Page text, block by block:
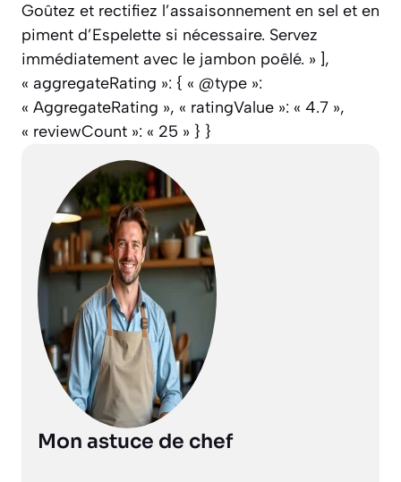
Goûtez et rectifiez l’assaisonnement en sel et en
piment d’Espelette si nécessaire. Servez
immédiatement avec le jambon poêlé. » ],
« aggregateRating »: { « @type »:
« AggregateRating », « ratingValue »: « 4.7 »,
« reviewCount »: « 25 » } }
Mon astuce de chef